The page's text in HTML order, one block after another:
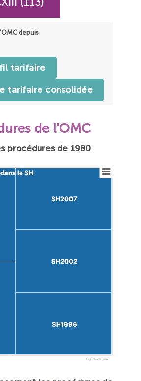
depuis
tarifaire
tarifaire consolidée
de l'OMC
procédures de 1980
le SH
le SH
SH2007
SH2007
SH2002
SH2002
SH1996
SH1996
Highcharts.com